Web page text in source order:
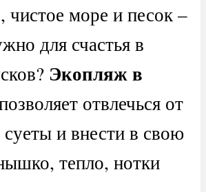
море и песок –
для счастья в
Экопляж в
отвлечься от
и внести в свою
тепло, нотки